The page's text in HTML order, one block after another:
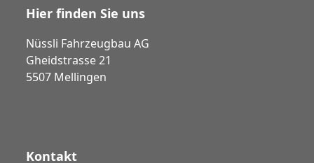
Hier finden Sie uns
Nüssli Fahrzeugbau AG
Gheidstrasse 21
5507 Mellingen
Kontakt